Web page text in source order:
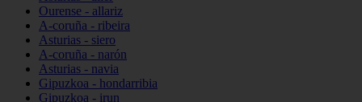
Ourense - allariz
A-coruña - ribeira
Asturias - siero
A-coruña - narón
Asturias - navia
Gipuzkoa - hondarribia
Gipuzkoa - irun